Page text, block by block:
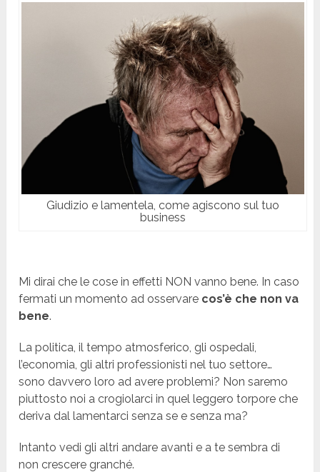
Giudizio e lamentela, come agiscono sul tuo
business
Mi dirai che le cose in effetti NON vanno bene. In caso
fermati un momento ad osservare cos’è che non va
bene.
La politica, il tempo atmosferico, gli ospedali,
l’economia, gli altri professionisti nel tuo settore…
sono davvero loro ad avere problemi? Non saremo
piuttosto noi a crogiolarci in quel leggero torpore che
deriva dal lamentarci senza se e senza ma?
Intanto vedi gli altri andare avanti e a te sembra di
non crescere granché.